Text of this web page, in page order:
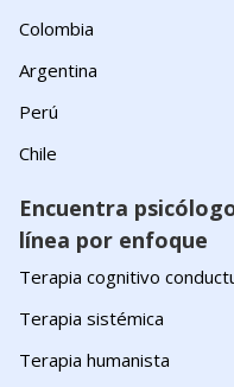
Colombia
Argentina
Perú
Chile
Encuentra
línea por enfoque
Terapia cognitivo
Terapia sistémica
Terapia humanista